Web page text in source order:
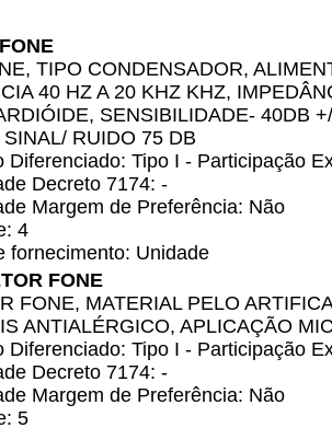
TIPO CONDENSADOR,
40 HZ A 20 KHZ KHZ,
SENSIBILIDADE- 40DB
RUIDO 75 DB
Diferenciado: Tipo I - Participação
Decreto 7174: -
Margem de Preferência: Não
4
fornecimento: Unidade
FONE
FONE, MATERIAL PELO
ANTIALÉRGICO, APLICAÇÃO
Diferenciado: Tipo I - Participação
Decreto 7174: -
Margem de Preferência: Não
5